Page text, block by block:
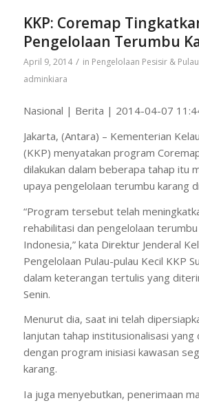
KKP: Coremap
Pengelolaan Terumbu
April 9, 2014 / in Pengelolaan Pesisir &
adminkiara
Nasional | Berita | 2014-04-07
Jakarta, (Antara) – Kementerian
(KKP) menyatakan program
dilakukan dalam beberapa tahap itu
upaya pengelolaan terumbu karang
“Program tersebut telah
rehabilitasi dan pengelolaan
Indonesia,” kata Direktur Jenderal
Pengelolaan Pulau-pulau Kecil KKP
dalam keterangan tertulis yang
Senin.
Menurut dia, saat ini telah
lanjutan tahap institusionalisasi yang
dengan program inisiasi kawasan
karang.
Ia juga menyebutkan, penerimaan